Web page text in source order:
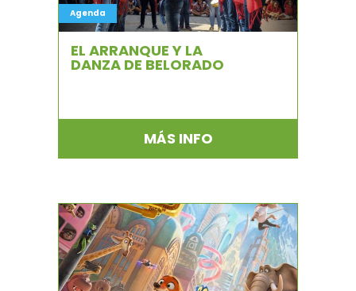
Agenda
EL ARRANQUE Y LA
DANZA DE BELORADO
MÁS INFO